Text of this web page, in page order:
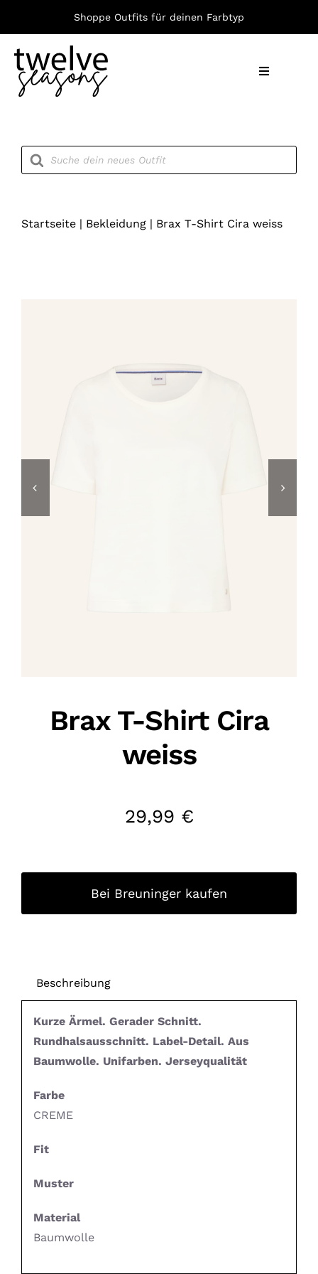
springen
Shoppe Outfits für deinen Farbtyp
Toggle
Products
search
Startseite| Bekleidung| Brax T-Shirt Cira weiss
Brax T-Shirt Cira
weiss
29,99 €
Bei Breuninger kaufen
Beschreibung
Kurze Ärmel. Gerader Schnitt.
Rundhalsausschnitt. Label-Detail. Aus
Baumwolle. Unifarben. Jerseyqualität
Farbe
CREME
Fit
Muster
Material
Baumwolle